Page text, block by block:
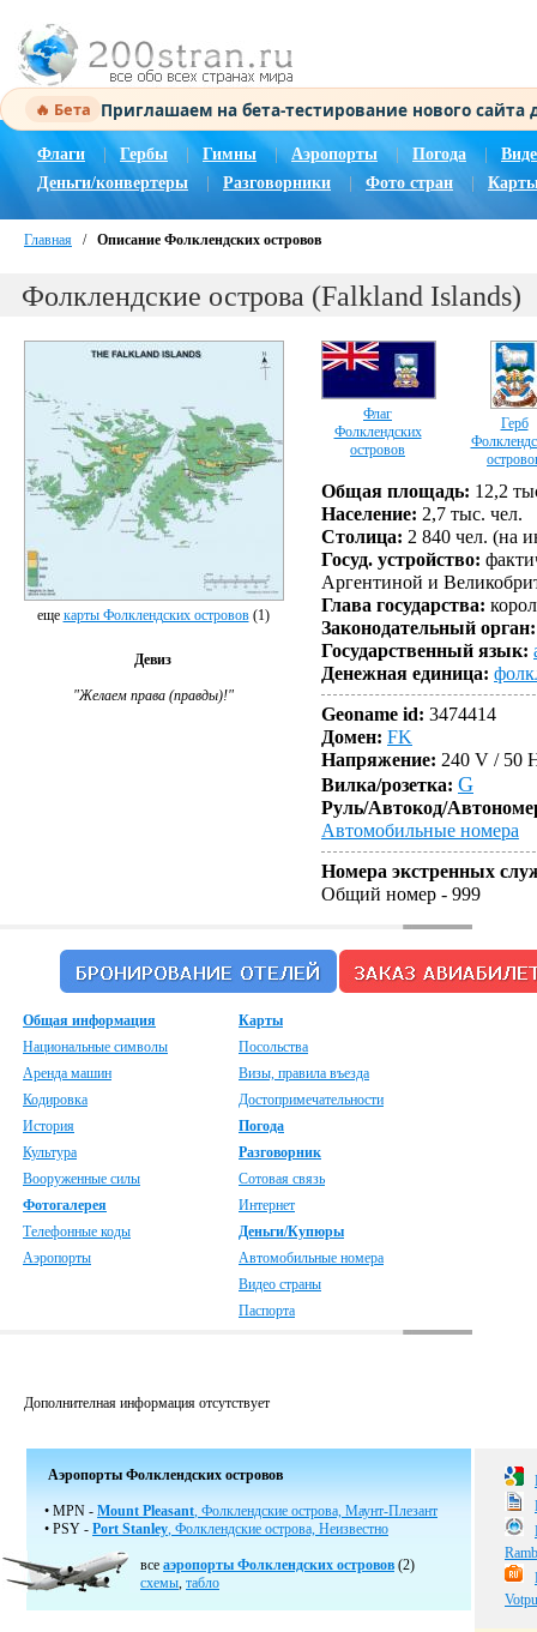
🔥 Бета Приглашаем на бета-тестирование нового
Флаги Гербы Гимны | Аэропорты Погода |
Деньги/конвертеры
Разговорники Фото стран
Главная / Описание Фолклендских островов
Фолклендские острова (Falkland Islands)
еще карты Фолклендских островов(1)
Девиз
"Желаем права (правды)!"
Флаг
Фолклендских
островов
Герб
Общая площадь: 12,2
Население: 2,7 тыс. чел.
Столица: 2 840 чел. (на
Госуд. устройство:
Аргентиной и
Глава государства:
Законодательный орган:
Государственный язык:
Денежная единица:
Geoname id: 3474414
Домен: FK
Напряжение: 240 V / 50
Вилка/розетка: G
Руль/Автокод/
Автомобильные номера
Номера экстренных
Общий номер - 999
Общая информация
Национальные символы
Аренда машин
Кодировка
История
Культура
Вооруженные силы
Фотогалерея
Телефонные коды
Аэропорты
Карты
Посольства
Визы, правила въезда
Достопримечательности
Погода
Разговорник
Сотовая связь
Интернет
Деньги/Купюры
Автомобильные номера
Видео страны
Паспорта
Дополнителная информация отсутствует
Аэропорты Фолклендских островов
• MPN - Mount Pleasant, Фолклендские острова, Маунт-Плезант
• PSY - Port Stanley, Фолклендские острова, Неизвестно
все аэропорты Фолклендских островов (2)
схемы, табло